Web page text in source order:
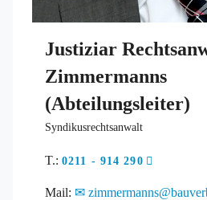
Justiziar
Zimmermanns
(Abteilungsleiter)
Syndikusrechtsanwalt
T.: 0211 - 914 290
Mail: